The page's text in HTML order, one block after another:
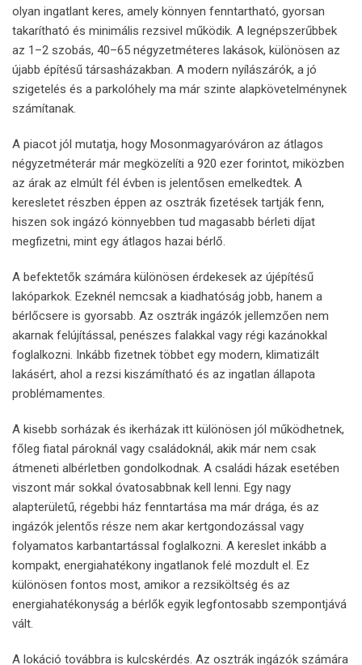
olyan ingatlant keres, amely könnyen fenntartható, gyorsan
takarítható és minimális rezsivel működik. A legnépszerűbbek
az 1–2 szobás, 40–65 négyzetméteres lakások, különösen az
újabb építésű társasházakban. A modern nyílászárók, a jó
szigetelés és a parkolóhely ma már szinte alapkövetelménynek
számítanak.
A piacot jól mutatja, hogy Mosonmagyaróváron az átlagos
négyzetméterár már megközelíti a 920 ezer forintot, miközben
az árak az elmúlt fél évben is jelentősen emelkedtek. A
keresletet részben éppen az osztrák fizetések tartják fenn,
hiszen sok ingázó könnyebben tud magasabb bérleti díjat
megfizetni, mint egy átlagos hazai bérlő.
A befektetők számára különösen érdekesek az újépítésű
lakóparkok. Ezeknél nemcsak a kiadhatóság jobb, hanem a
bérlőcsere is gyorsabb. Az osztrák ingázók jellemzően nem
akarnak felújítással, penészes falakkal vagy régi kazánokkal
foglalkozni. Inkább fizetnek többet egy modern, klimatizált
lakásért, ahol a rezsi kiszámítható és az ingatlan állapota
problémamentes.
A kisebb sorházak és ikerházak itt különösen jól működhetnek,
főleg fiatal pároknál vagy családoknál, akik már nem csak
átmeneti albérletben gondolkodnak. A családi házak esetében
viszont már sokkal óvatosabbnak kell lenni. Egy nagy
alapterületű, régebbi ház fenntartása ma már drága, és az
ingázók jelentős része nem akar kertgondozással vagy
folyamatos karbantartással foglalkozni. A kereslet inkább a
kompakt, energiahatékony ingatlanok felé mozdult el. Ez
különösen fontos most, amikor a rezsiköltség és az
energiahatékonyság a bérlők egyik legfontosabb szempontjává
vált.
A lokáció továbbra is kulcskérdés. Az osztrák ingázók számára